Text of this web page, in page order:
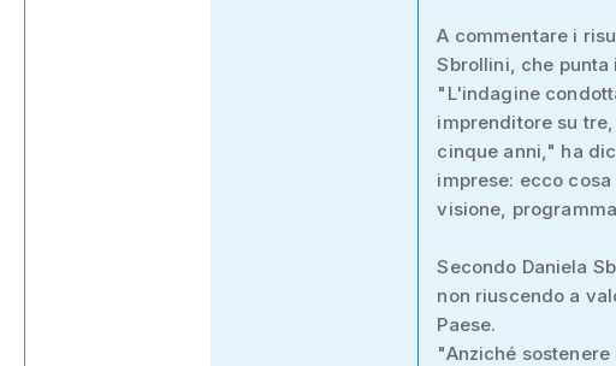
A commentare i
Sbrollini, che
"L'indagine
imprenditore su
cinque anni," ha
imprese: ecco
visione,
Secondo Daniela
non riuscendo a
Paese.
"Anziché